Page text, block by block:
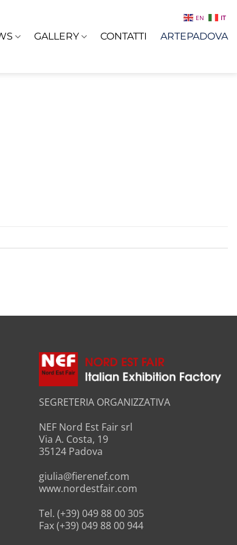
GALLERY CONTATTI ARTEPADOVA
SEGRETERIA ORGANIZZATIVA
NEF Nord Est Fair srl
Via A. Costa, 19
35124 Padova
giulia@fierenef.com
www.nordestfair.com
Tel. (+39) 049 88 00 305
Fax (+39) 049 88 00 944
EN IT